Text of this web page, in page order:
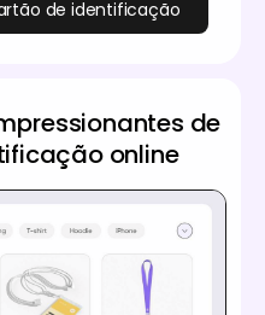
de identificação
de
online